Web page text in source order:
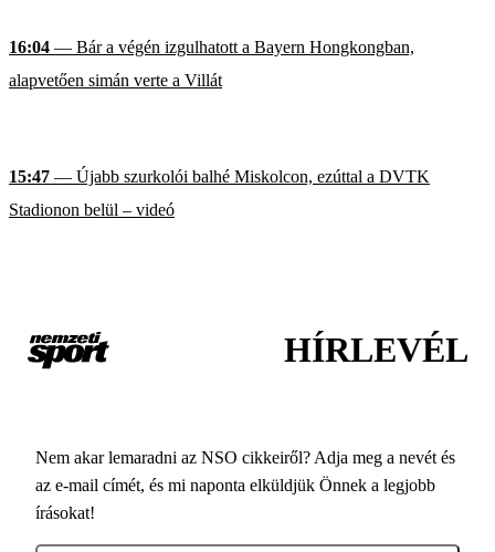
16:04 — Bár a végén izgulhatott a Bayern Hongkongban,
alapvetően simán verte a Villát
15:47 — Újabb szurkolói balhé Miskolcon, ezúttal a DVTK
Stadionon belül – videó
HÍRLEVÉL
Nem akar lemaradni az NSO cikkeiről? Adja meg a nevét és
az e-mail címét, és mi naponta elküldjük Önnek a legjobb
írásokat!